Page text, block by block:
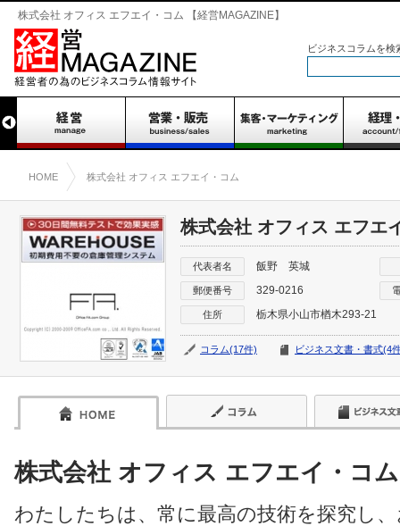
株式会社 オフィス エフエイ・コム 【経営MAGAZINE】
ビジネスコラムを検
HOME 株式会社 オフィス エフエイ・コム
株式会社 オフィス エフエ
代表者名 飯野 英城
郵便番号 329-0216
住所 栃木県小山市楢木293-21
コラム(17件) ビジネス文書・書式(4
株式会社 オフィス エフエイ・コム
わたしたちは、常に最高の技術を探究し